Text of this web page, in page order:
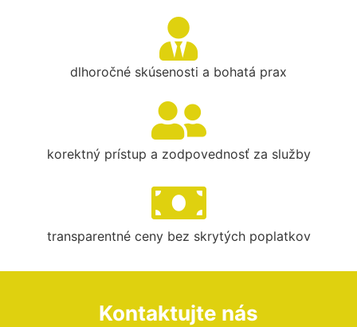
dlhoročné skúsenosti a bohatá prax
korektný prístup a zodpovednosť za služby
transparentné ceny bez skrytých poplatkov
Kontaktujte nás